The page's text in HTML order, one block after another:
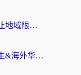
国外如何听国内音乐软件？别让地域限制，断了你的中文歌单
海外哪里能看奥运直播？留学生&海外华人必看的体育赛事观赛终极指南